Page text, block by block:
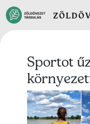
Ugrás a tartalomra
Sportot
Lead kép